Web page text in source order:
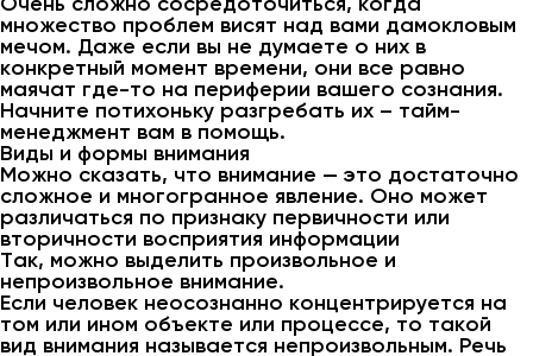
множество проблем висят над вами дамокловым
мечом. Даже если вы не думаете о них в
конкретный момент времени, они все равно
маячат где-то на периферии вашего сознания.
Начните потихоньку разгребать их – тайм-
менеджмент вам в помощь.
Виды и формы внимания
Можно сказать, что внимание — это достаточно
сложное и многогранное явление. Оно может
различаться по признаку первичности или
вторичности восприятия информации
Так, можно выделить произвольное и
непроизвольное внимание.
Если человек неосознанно концентрируется на
том или ином объекте или процессе, то такой
вид внимания называется непроизвольным. Речь